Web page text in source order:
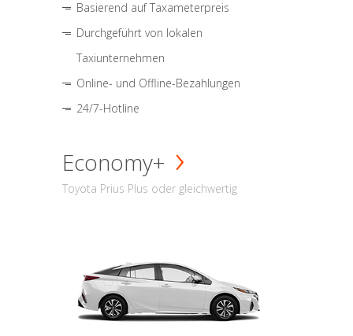
Basierend auf Taxameterpreis
Durchgeführt von lokalen
Taxiunternehmen
Online- und Offline-Bezahlungen
24/7-Hotline
Economy+
Toyota Prius Plus oder gleichwertig